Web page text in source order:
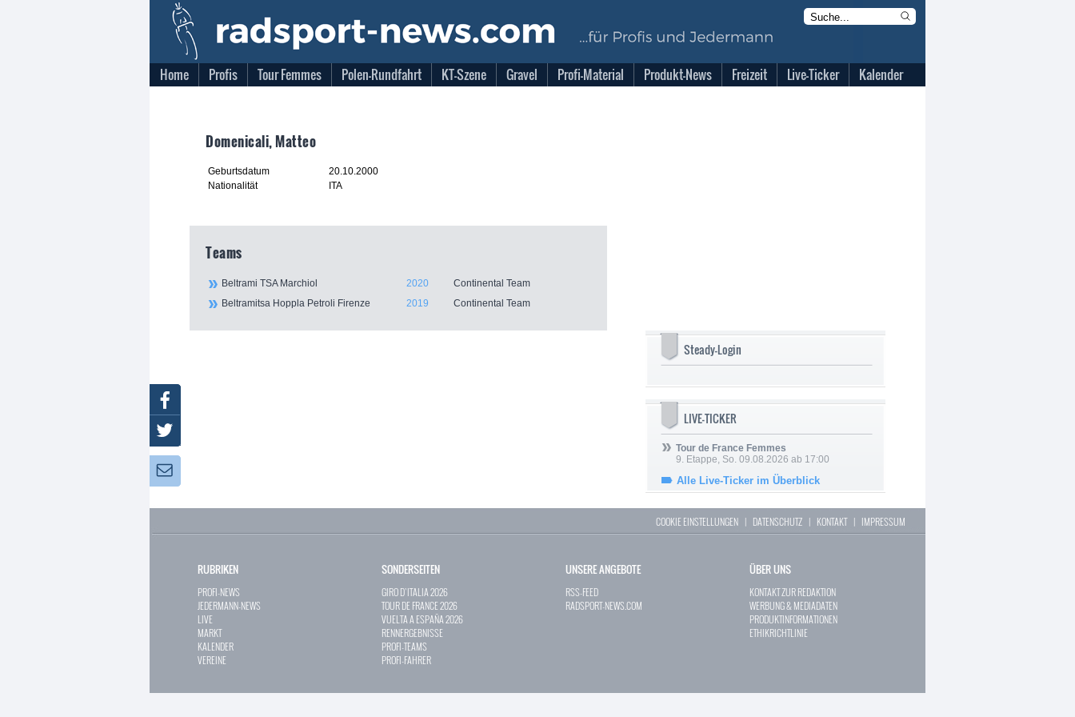
Home Profis Tour Femmes Polen-Rundfahrt KT-Szene Gravel Profi-Material Produkt-News Freizeit Live-Ticker Kalender
Domenicali, Matteo
Geburtsdatum
20.10.2000
Nationalität
ITA
Teams
Beltrami TSA Marchiol 2020
Continental Team
Beltramitsa Hoppla Petroli Firenze
2019 Continental Team
Steady-Login
LIVE-TICKER
Tour de France Femmes
9. Etappe, So. 09.08.2026 ab 17:00
Alle Live-Ticker im Überblick
COOKIE EINSTELLUNGEN | DATENSCHUTZ | KONTAKT| IMPRESSUM
RUBRIKEN
PROFI-NEWS
JEDERMANN-NEWS
LIVE
MARKT
KALENDER
VEREINE
SONDERSEITEN
GIRO D`ITALIA 2026
TOUR DE FRANCE 2026
VUELTA A ESPAÑA 2026
RENNERGEBNISSE
PROFI-TEAMS
PROFI-FAHRER
UNSERE ANGEBOTE
RSS-FEED
RADSPORT-NEWS.COM
ÜBER UNS
KONTAKT ZUR REDAKTION
WERBUNG & MEDIADATEN
PRODUKTINFORMATIONEN
ETHIKRICHTLINIE